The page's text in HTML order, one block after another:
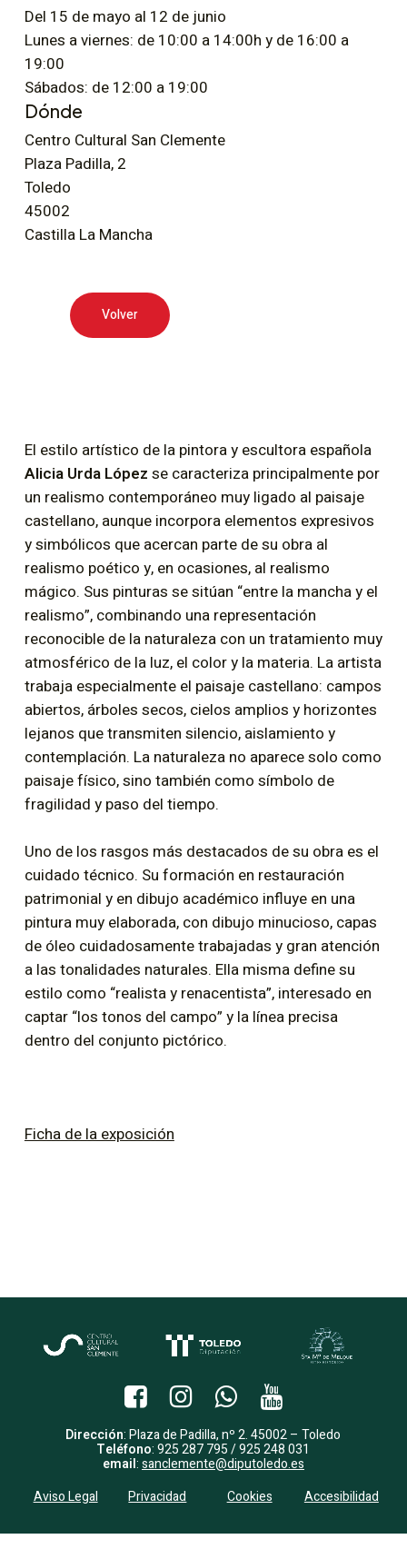
Del 15 de mayo al 12 de junio
Lunes a viernes: de 10:00 a 14:00h y de 16:00 a
19:00
Sábados: de 12:00 a 19:00
Dónde
Centro Cultural San Clemente
Plaza Padilla, 2
Toledo
45002
Castilla La Mancha
Volver
El estilo artístico de la pintora y escultora española
Alicia Urda López se caracteriza principalmente por
un realismo contemporáneo muy ligado al paisaje
castellano, aunque incorpora elementos expresivos
y simbólicos que acercan parte de su obra al
realismo poético y, en ocasiones, al realismo
mágico. Sus pinturas se sitúan “entre la mancha y el
realismo”, combinando una representación
reconocible de la naturaleza con un tratamiento muy
atmosférico de la luz, el color y la materia. La artista
trabaja especialmente el paisaje castellano: campos
abiertos, árboles secos, cielos amplios y horizontes
lejanos que transmiten silencio, aislamiento y
contemplación. La naturaleza no aparece solo como
paisaje físico, sino también como símbolo de
fragilidad y paso del tiempo.
Uno de los rasgos más destacados de su obra es el
cuidado técnico. Su formación en restauración
patrimonial y en dibujo académico influye en una
pintura muy elaborada, con dibujo minucioso, capas
de óleo cuidadosamente trabajadas y gran atención
a las tonalidades naturales. Ella misma define su
estilo como “realista y renacentista”, interesado en
captar “los tonos del campo” y la línea precisa
dentro del conjunto pictórico.
Ficha de la exposición
Dirección: Plaza de Padilla, nº 2. 45002 – Toledo
Teléfono: 925 287 795 / 925 248 031
email:sanclemente@diputoledo.es
Aviso Legal
Privacidad Cookies Accesibilidad